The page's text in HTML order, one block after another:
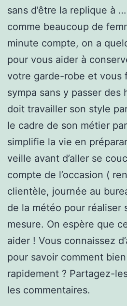
sans d’être la replique à
comme beaucoup de
minute compte, on a
pour vous aider à
votre garde-robe et vous
sympa sans y passer des
doit travailler son style
le cadre de son métier
simplifie la vie en
veille avant d’aller se
compte de l’occasion (
clientèle, journée au
de la météo pour réaliser
mesure. On espère que
aider ! Vous connaissez
pour savoir comment bien
rapidement ? Partagez-
les commentaires.